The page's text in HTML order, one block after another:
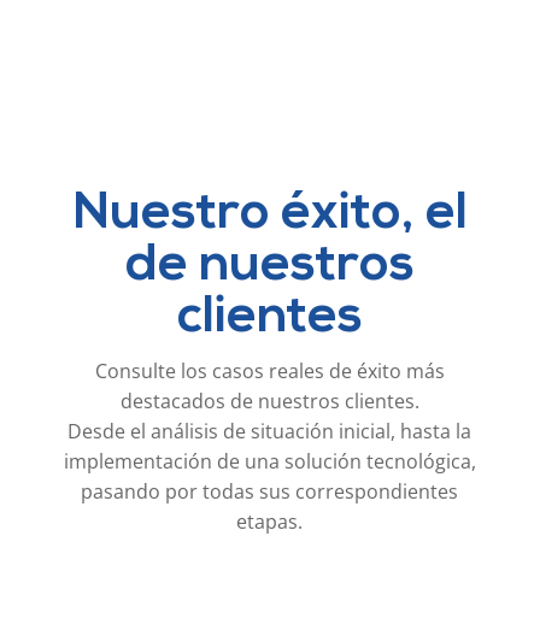
Nuestro éxito, el
de nuestros
clientes
Consulte los casos reales de éxito más
destacados de nuestros clientes.
Desde el análisis de situación inicial, hasta la
implementación de una solución tecnológica,
pasando por todas sus correspondientes
etapas.